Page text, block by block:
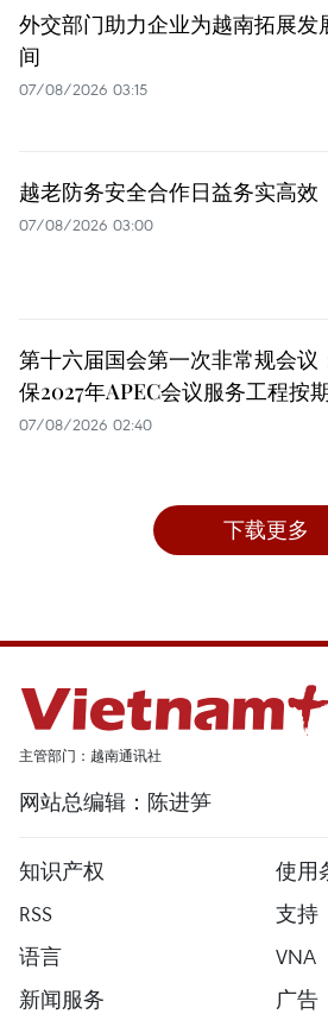
外交部门助力企业为越南拓展发
间
07/08/2026 03:15
越老防务安全合作日益务实高效
07/08/2026 03:00
第十六届国会第一次非常规会议
保2027年APEC会议服务工程按
07/08/2026 02:40
下载更多
主管部门：越南通讯社
网站总编辑：陈进笋
知识产权
使用
RSS
支持
语言
VNA
新闻服务
广告